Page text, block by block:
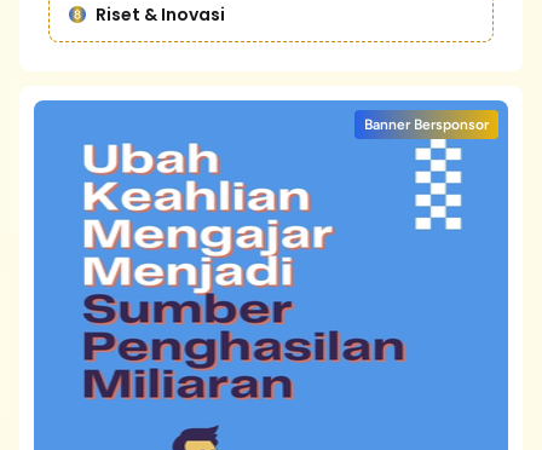
Riset & Inovasi
Banner Bersponsor